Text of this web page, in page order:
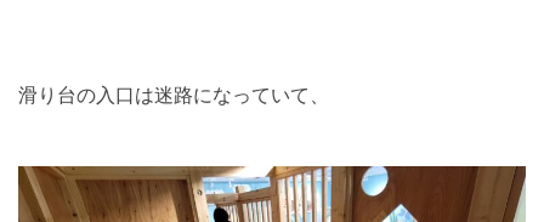
滑り台の入口は迷路になっていて、